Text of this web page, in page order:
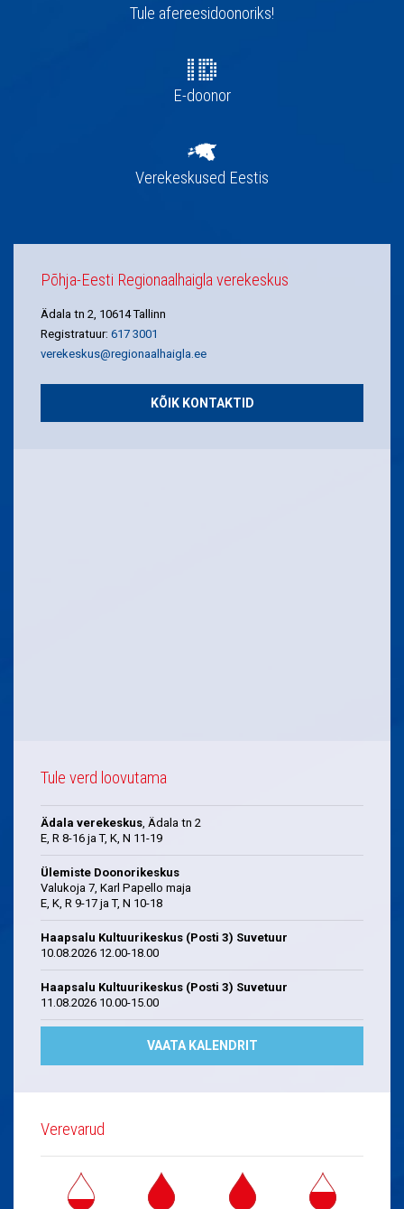
navigatsioonTule afereesidoonoriks!
E-doonor
Verekeskused Eestis
Põhja-Eesti Regionaalhaigla verekeskus
Ädala tn 2, 10614 Tallinn
Registratuur: 617 3001
verekeskus@regionaalhaigla.ee
KÕIK KONTAKTID
Tule verd loovutama
Ädala verekeskus , Ädala tn 2
E, R 8-16 ja T, K, N 11-19
Ülemiste Doonorikeskus
Valukoja 7, Karl Papello maja
E, K, R 9-17 ja T, N 10-18
Haapsalu Kultuurikeskus (Posti 3) Suvetuur
10.08.2026 12.00-18.00
Haapsalu Kultuurikeskus (Posti 3) Suvetuur
11.08.2026 10.00-15.00
VAATA KALENDRIT
Verevarud